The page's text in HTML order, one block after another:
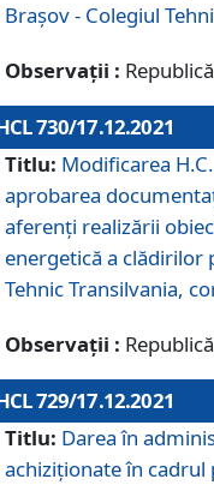
Brașov - Colegiul
Observații :
730/17.12.2021
Titlu: Modificarea
aprobarea
aferenți realizării
energetică a clădirilor
Tehnic Transilvania,
Observații :
729/17.12.2021
Titlu: Darea în
achiziționate în cadrul